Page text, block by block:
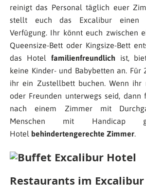
reinigt das Personal täglich euer
stellt euch das Excalibur einen
Verfügung. Ihr könnt euch zwischen
Queensize-Bett oder Kingsize-Bett
das Hotel familienfreundlich ist,
keine Kinder- und Babybetten an. Für
ihr ein Zustellbett buchen. Wenn ihr
oder Freunden unterwegs seid,
nach einem Zimmer mit
Menschen mit
Hotel behindertengerechte Zimmer.
Restaurants im